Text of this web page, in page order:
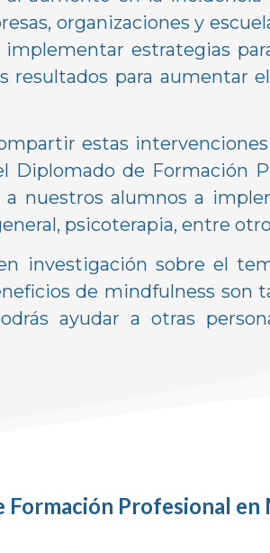
organizaciones y
estrategias
resultados para aumentar
estas
Diplomado de Formación
nuestros alumnos a
psicoterapia, entre
investigación sobre el
de mindfulness son
ayudar a otras
Formación Profesional